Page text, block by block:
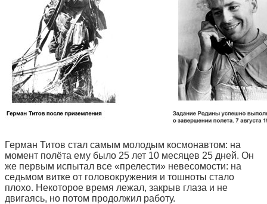
Герман Титов стал самым молодым космонавтом: на
момент полёта ему было 25 лет 10 месяцев 25 дней. Он
же первым испытал все «прелести» невесомости: на
седьмом витке от головокружения и тошноты стало
плохо. Некоторое время лежал, закрыв глаза и не
двигаясь, но потом продолжил работу.